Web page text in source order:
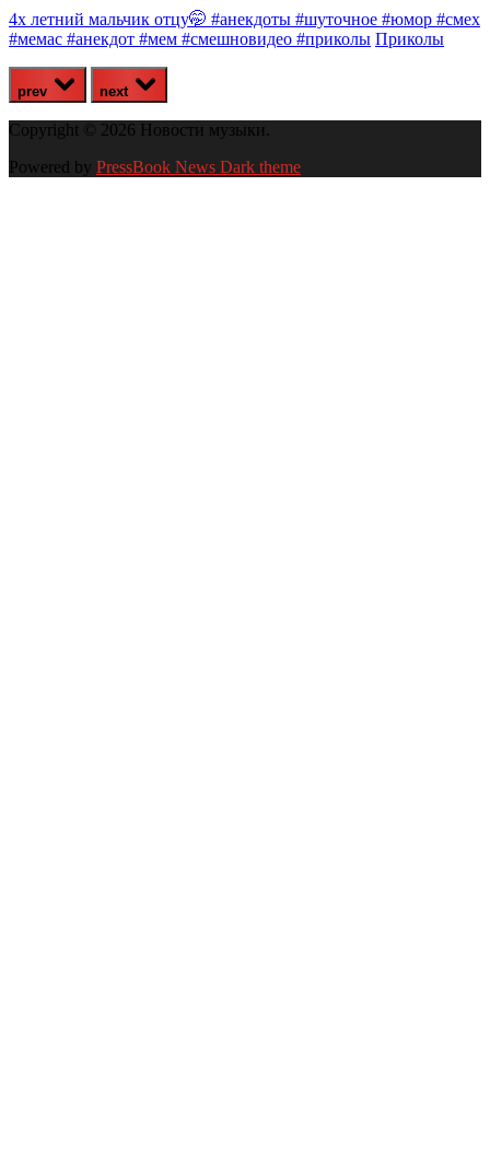
4х летний мальчик отцу🤭 #анекдоты #шуточное #юмор #смех
#мемас #анекдот #мем #смешновидео #приколы Приколы
prev next
Copyright © 2026 Новости музыки.
Powered by PressBook News Dark theme